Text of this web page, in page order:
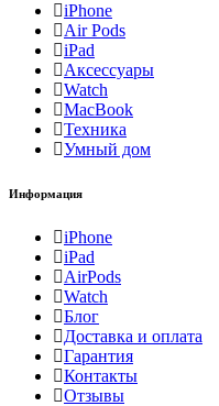
iPhone
Air Pods
iPad
Аксессуары
Watch
MacBook
Техника
Умный дом
Информация
iPhone
iPad
AirPods
Watch
Блог
Доставка и оплата
Гарантия
Контакты
Отзывы